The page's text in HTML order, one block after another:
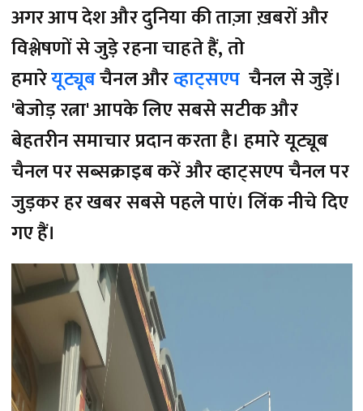
अगर आप देश और दुनिया की ताज़ा ख़बरों और
विश्लेषणों से जुड़े रहना चाहते हैं, तो
हमारेयूट्यूबचैनल औरव्हाट्सएप चैनल से जुड़ें।
'बेजोड़ रत्ना' आपके लिए सबसे सटीक और
बेहतरीन समाचार प्रदान करता है। हमारे यूट्यूब
चैनल पर सब्सक्राइब करें और व्हाट्सएप चैनल पर
जुड़कर हर खबर सबसे पहले पाएं। लिंक नीचे दिए
गए हैं।